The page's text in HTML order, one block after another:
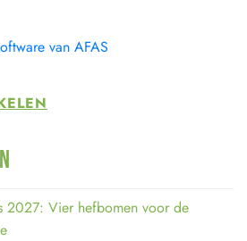
van AFAS
2027: Vier hefbomen voor de